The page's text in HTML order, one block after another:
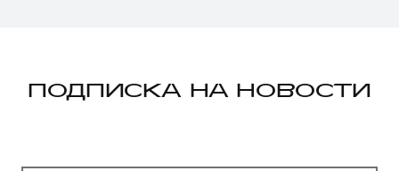
ПОДПИСКА НА НОВОСТИ